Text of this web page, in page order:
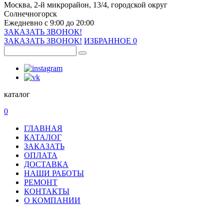
Москва, 2-й микрорайон, 13/4, городской округ
Солнечногорск
Ежедневно с 9:00 до 20:00
ЗАКАЗАТЬ ЗВОНОК!
ЗАКАЗАТЬ ЗВОНОК! ИЗБРАННОЕ 0
каталог
0
ГЛАВНАЯ
КАТАЛОГ
ЗАКАЗАТЬ
ОПЛАТА
ДОСТАВКА
НАШИ РАБОТЫ
РЕМОНТ
КОНТАКТЫ
О КОМПАНИИ